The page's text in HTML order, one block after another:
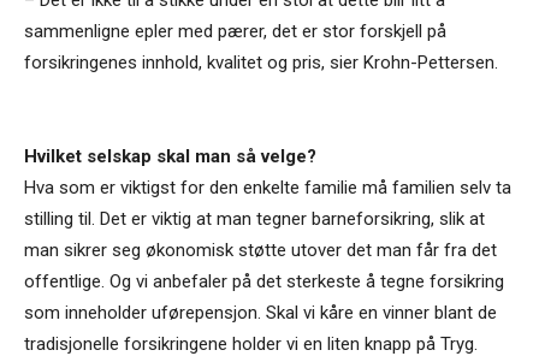
sammenligne epler med pærer, det er stor forskjell på
forsikringenes innhold, kvalitet og pris, sier Krohn-Pettersen.
Hvilket selskap skal man så velge?
Hva som er viktigst for den enkelte familie må familien selv ta
stilling til. Det er viktig at man tegner barneforsikring, slik at
man sikrer seg økonomisk støtte utover det man får fra det
offentlige. Og vi anbefaler på det sterkeste å tegne forsikring
som inneholder uførepensjon. Skal vi kåre en vinner blant de
tradisjonelle forsikringene holder vi en liten knapp på Tryg.